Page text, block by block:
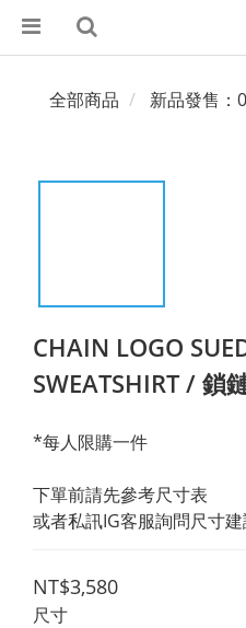
全部商品 新品發售：
CHAIN LOGO
SWEATSHIRT / 鎖
*每人限購一件
下單前請先參考尺寸表
或者私訊IG客服詢問尺寸
NT$3,580
尺寸